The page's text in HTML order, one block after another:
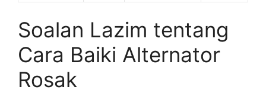
Soalan Lazim tentang
Cara Baiki Alternator
Rosak